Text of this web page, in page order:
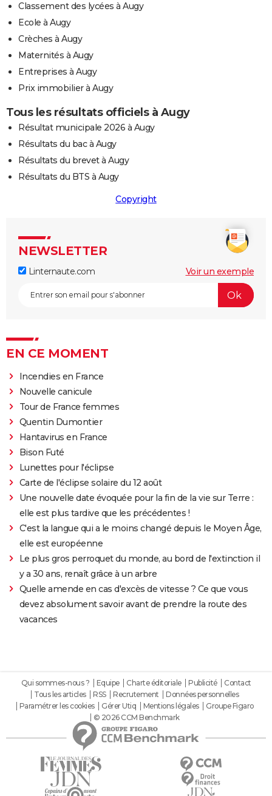
Classement des lycées à Augy
Ecole à Augy
Crèches à Augy
Maternités à Augy
Entreprises à Augy
Prix immobilier à Augy
Tous les résultats officiels à Augy
Résultat municipale 2026 à Augy
Résultats du bac à Augy
Résultats du brevet à Augy
Résultats du BTS à Augy
Copyright
NEWSLETTER
Linternaute.com Voir un exemple
EN CE MOMENT
Incendies en France
Nouvelle canicule
Tour de France femmes
Quentin Dumontier
Hantavirus en France
Bison Futé
Lunettes pour l'éclipse
Carte de l'éclipse solaire du 12 août
Une nouvelle date évoquée pour la fin de la vie sur Terre :
elle est plus tardive que les précédentes !
C'est la langue qui a le moins changé depuis le Moyen Âge,
elle est européenne
Le plus gros perroquet du monde, au bord de l'extinction il
y a 30 ans, renaît grâce à un arbre
Quelle amende en cas d'excès de vitesse ? Ce que vous
devez absolument savoir avant de prendre la route des
vacances
Qui sommes-nous ? Equipe Charte éditoriale Publicité
Contact
Tous les articles
RSS Recrutement
Données personnelles
Paramétrer les cookies
Gérer Utiq Mentions légales
Groupe Figaro
© 2026 CCM Benchmark